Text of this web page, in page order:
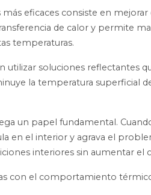
más eficaces consiste en
de calor y permite
temperaturas.
utilizar soluciones reflectantes
la temperatura superficial
un papel fundamental.
en el interior y agrava el
interiores sin aumentar el
con el comportamiento